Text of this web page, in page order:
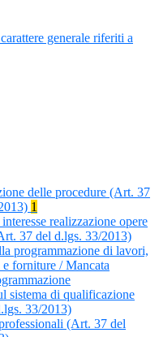
generale riferiti a
delle procedure (Art. 37
1
realizzazione opere
37 del d.lgs. 33/2013)
programmazione di lavori,
forniture / Mancata
sistema di qualificazione
33/2013)
(Art. 37 del